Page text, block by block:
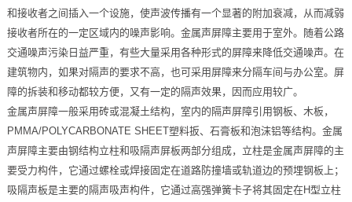
和接收者之间插入一个设施，使声波传播有一个显著的附加衰减，从而减弱
接收者所在的一定区域内的噪声影响。金属声屏障主要用于室外。随着公路
交通噪声污染日益严重，有些大量采用各种形式的屏障来降低交通噪声。在
建筑物内，如果对隔声的要求不高，也可采用屏障来分隔车间与办公室。屏
障的拆装和移动都较方便，又有一定的隔声效果，因而应用较广。
金属声屏障一般采用砖或混凝土结构，室内的隔声屏障引用钢板、木板，
PMMA/POLYCARBONATE SHEET塑料扳、石膏板和泡沫铝等结构。金属
声屏障主要由钢结构立柱和吸隔声屏板两部分组成，立柱是金属声屏障的主
要受力构件，它通过螺栓或焊接固定在道路防撞墙或轨道边的预埋钢板上；
吸隔声板是主要的隔声吸声构件，它通过高强弹簧卡子将其固定在H型立柱